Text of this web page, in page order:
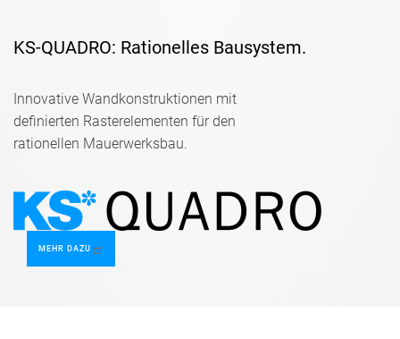
KS-QUADRO: Rationelles Bausystem.
Innovative Wandkonstruktionen mit
definierten Rasterelementen für den
rationellen Mauerwerksbau.
MEHR DAZU